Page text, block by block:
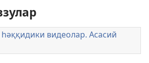
видеолар. Асасий